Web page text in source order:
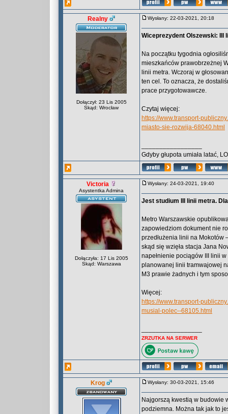
Realny
Dołączył: 23 Lis 2005
Skąd: Wrocław
Wysłany: 22-03-2021, 20:18
Wiceprezydent Olszewski: III
Na początku tygodnia
mieszkańców prawobrzeżnej
linii metra. Wczoraj w
ten cel. To oznacza, że
prace przygotowawcze.
Czytaj więcej:
https://www.transport-
miasto-sie-rozwija-68040.html
Gdyby głupota umiała latać,
Victoria
Asystentka Admina
Dołączyła: 17 Lis 2005
Skąd: Warszawa
Wysłany: 24-03-2021, 19:40
Jest studium III linii metra.
Metro Warszawskie
zapowiedziom dokument nie
przedłużenia linii na Mokotów
skąd się wzięła stacja Jana
napełnienie pociągów III linii
planowanej linii tramwajowej
M3 prawie żadnych i tym
Więcej:
https://www.transport-
musial-polec--68105.html
ZRZUTKA NA SERWER
Krog Wysłany: 30-03-2021, 15:46
Najgorszą kwestią w budowie
podziemna. Można tak jak to